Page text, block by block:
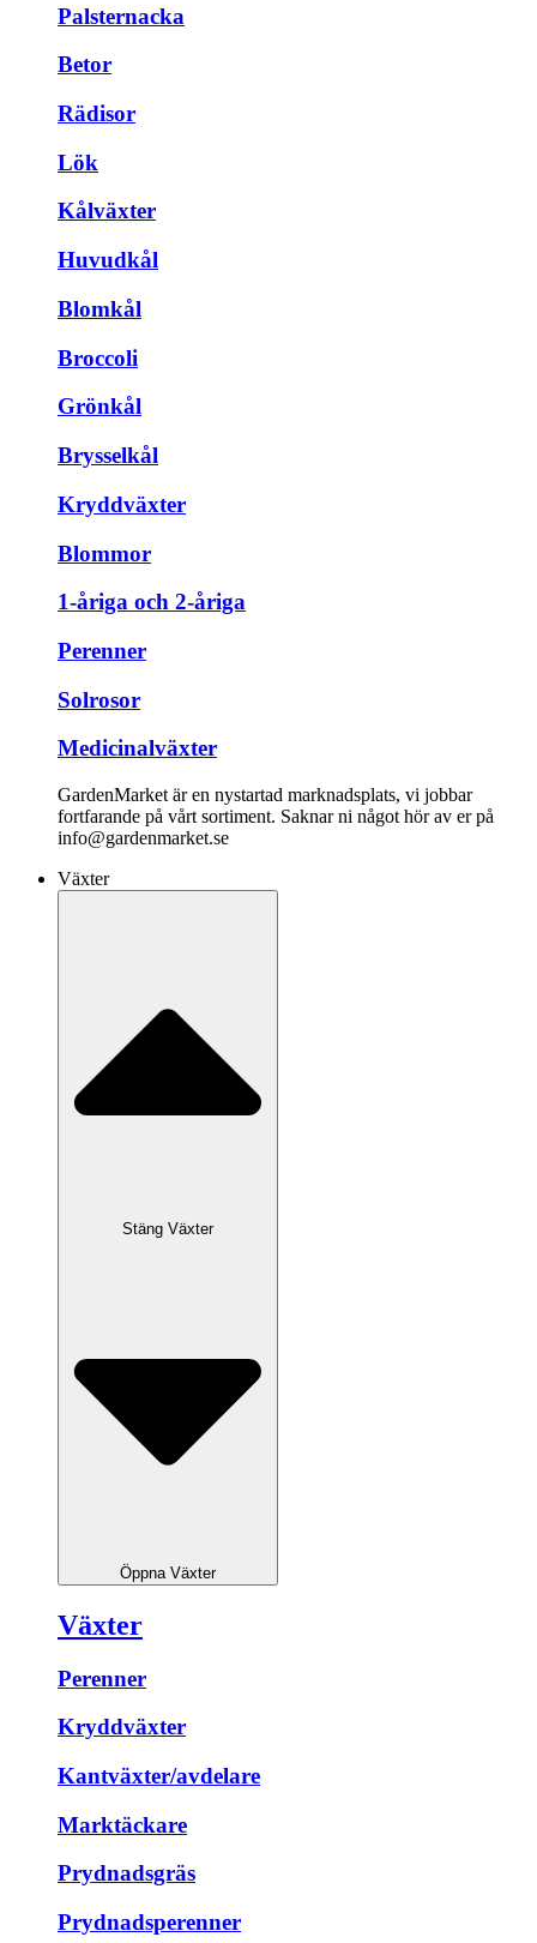
Palsternacka
Betor
Rädisor
Lök
Kålväxter
Huvudkål
Blomkål
Broccoli
Grönkål
Brysselkål
Kryddväxter
Blommor
1-åriga och 2-åriga
Perenner
Solrosor
Medicinalväxter
GardenMarket är en nystartad marknadsplats, vi jobbar
fortfarande på vårt sortiment. Saknar ni något hör av er på
info@gardenmarket.se
Växter
Stäng Växter
Öppna Växter
Växter
Perenner
Kryddväxter
Kantväxter/avdelare
Marktäckare
Prydnadsgräs
Prydnadsperenner